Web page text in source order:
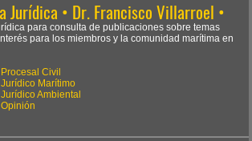
Jurídica • Dr. Francisco Villarroel •
para consulta de publicaciones sobre temas
para los miembros y la comunidad marítima en
Civil
Marítimo
Ambiental